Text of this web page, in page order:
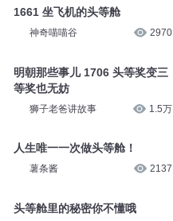
1661 坐飞机的头等舱
神奇喵喵谷 2970
明朝那些事儿 1706 头等奖变三
等奖也无妨
狮子老爸讲故事 1.5万
人生唯一一次做头等舱！
薯条酱 2137
头等舱里的秘密你不懂哦